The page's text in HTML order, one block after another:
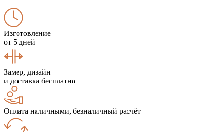
Изготовление
от 5 дней
Замер, дизайн
и доставка бесплатно
Оплата наличными, безналичный расчёт